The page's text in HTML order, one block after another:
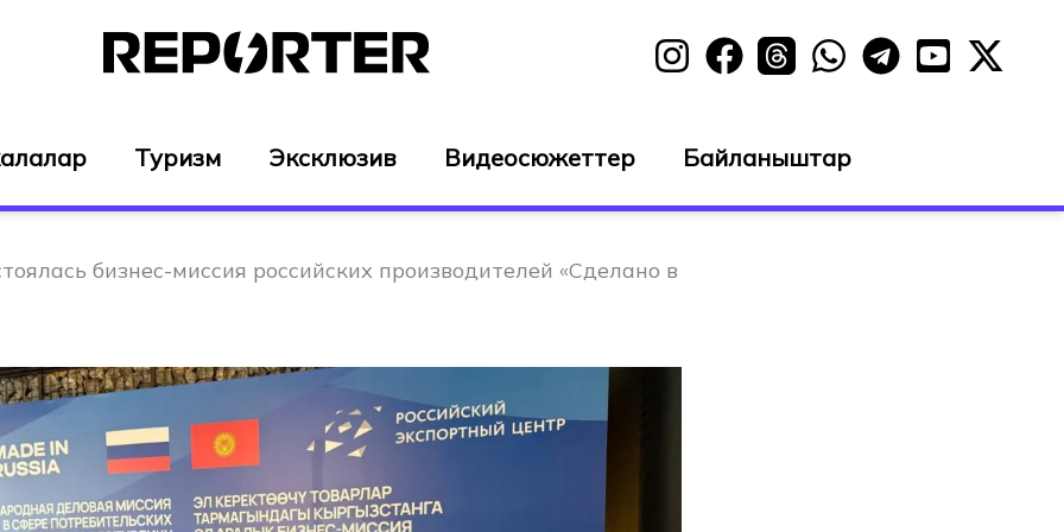
Туризм Эксклюзив Видеосюжеттер Байланыштар
бизнес-миссия российских производителей «Сделано в